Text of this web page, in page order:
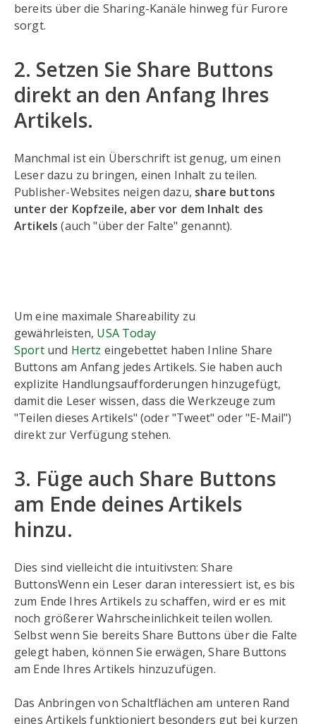
bereits über die Sharing-Kanäle hinweg für Furore
sorgt.
2. Setzen Sie Share Buttons
direkt an den Anfang Ihres
Artikels.
Manchmal ist ein Überschrift ist genug, um einen
Leser dazu zu bringen, einen Inhalt zu teilen.
Publisher-Websites neigen dazu, share buttons
unter der Kopfzeile, aber vor dem Inhalt des
Artikels (auch "über der Falte" genannt).
Um eine maximale Shareability zu
gewährleisten, USA Today
Sportund Hertz eingebettet haben Inline Share
Buttons am Anfang jedes Artikels. Sie haben auch
explizite Handlungsaufforderungen hinzugefügt,
damit die Leser wissen, dass die Werkzeuge zum
"Teilen dieses Artikels" (oder "Tweet" oder "E-Mail")
direkt zur Verfügung stehen.
3. Füge auch Share Buttons
am Ende deines Artikels
hinzu.
Dies sind vielleicht die intuitivsten: Share
ButtonsWenn ein Leser daran interessiert ist, es bis
zum Ende Ihres Artikels zu schaffen, wird er es mit
noch größerer Wahrscheinlichkeit teilen wollen.
Selbst wenn Sie bereits Share Buttons über die Falte
gelegt haben, können Sie erwägen, Share Buttons
am Ende Ihres Artikels hinzuzufügen.
Das Anbringen von Schaltflächen am unteren Rand
eines Artikels funktioniert besonders gut bei kurzen